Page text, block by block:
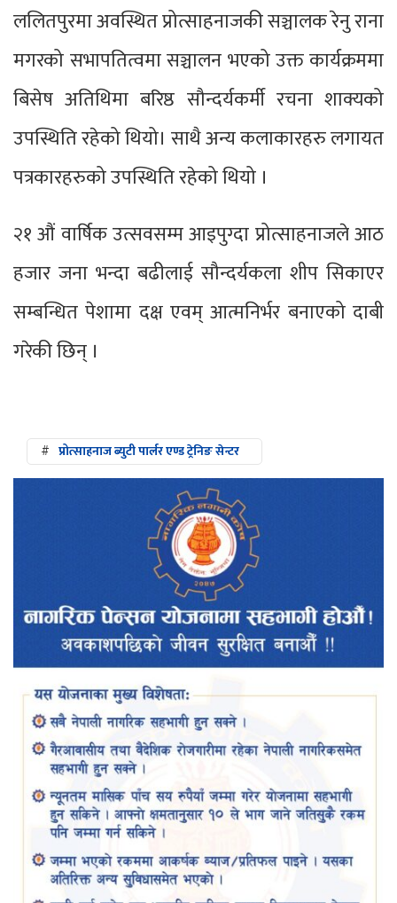
ललितपुरमा अवस्थित प्रोत्साहनाजकी सञ्चालक रेनु राना
मगरको सभापतित्वमा सञ्चालन भएको उक्त कार्यक्रममा
बिसेष अतिथिमा बरिष्ठ सौन्दर्यकर्मी रचना शाक्यको
उपस्थिति रहेको थियो। साथै अन्य कलाकारहरु लगायत
पत्रकारहरुको उपस्थिति रहेको थियो ।
२१ औं वार्षिक उत्सवसम्म आइपुग्दा प्रोत्साहनाजले आठ
हजार जना भन्दा बढीलाई सौन्दर्यकला शीप सिकाएर
सम्बन्धित पेशामा दक्ष एवम् आत्मनिर्भर बनाएको दाबी
गरेकी छिन् ।
# प्रोत्साहनाज ब्युटी पार्लर एण्ड ट्रेनिङ सेन्टर